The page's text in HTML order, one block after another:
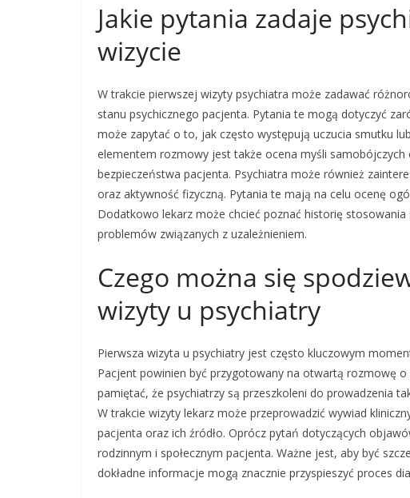
Jakie pytania zadaje
wizycie
W trakcie pierwszej wizyty psychiatra może zadawać
stanu psychicznego pacjenta. Pytania te mogą dotyczyć
może zapytać o to, jak często występują uczucia smutku
elementem rozmowy jest także ocena myśli
bezpieczeństwa pacjenta. Psychiatra może również
oraz aktywność fizyczną. Pytania te mają na celu ocenę
Dodatkowo lekarz może chcieć poznać historię
problemów związanych z uzależnieniem.
Czego można się
wizyty u psychiatry
Pierwsza wizyta u psychiatry jest często kluczowym
Pacjent powinien być przygotowany na otwartą rozmowę
pamiętać, że psychiatrzy są przeszkoleni do prowadzenia
W trakcie wizyty lekarz może przeprowadzić wywiad
pacjenta oraz ich źródło. Oprócz pytań dotyczących
rodzinnym i społecznym pacjenta. Ważne jest, aby być
dokładne informacje mogą znacznie przyspieszyć proces